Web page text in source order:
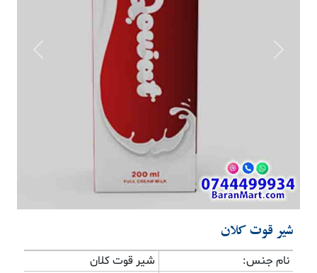
شیر قوت کلان
نام جنس:
شیر قوت کلان